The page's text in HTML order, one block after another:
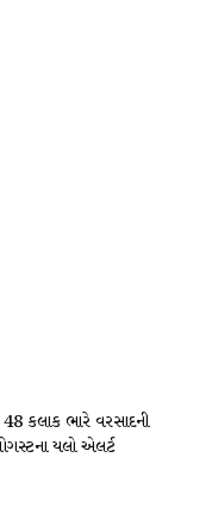
કલાક ભારે વરસાદની
યલો એલર્ટ